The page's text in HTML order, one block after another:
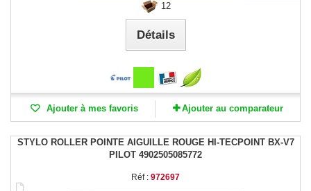
12
Détails
Ajouter à mes favoris Ajouter au comparateur
STYLO ROLLER POINTE AIGUILLE ROUGE HI-TECPOINT BX-V7
PILOT 4902505085772
Réf : 972697